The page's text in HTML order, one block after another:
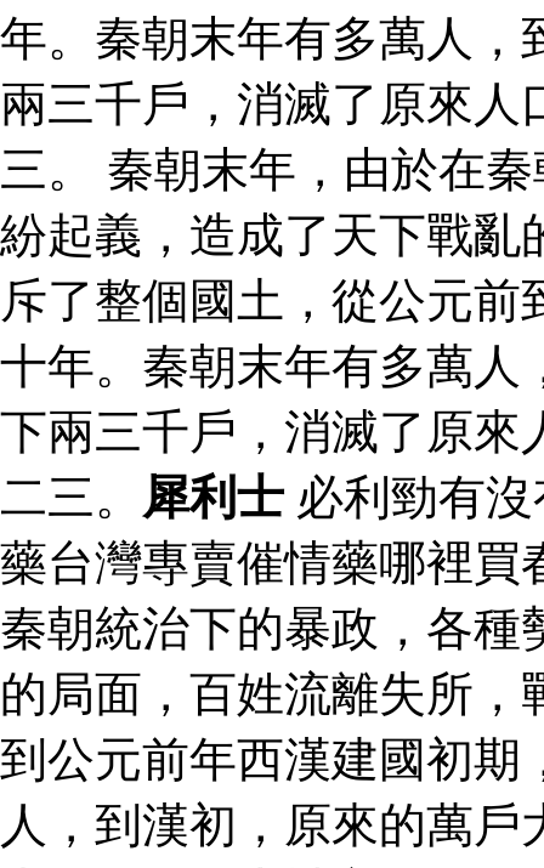
年。秦朝末年有多萬人，
兩三千戶，消滅了原來
三。 秦朝末年，由於在
紛起義，造成了天下戰亂
斥了整個國土，從公元
十年。秦朝末年有多萬人
下兩三千戶，消滅了原來
二三。 犀利士 必利勁有
藥台灣專賣催情藥哪裡買
秦朝統治下的暴政，各種
的局面，百姓流離失所
到公元前年西漢建國初期
人，到漢初，原來的萬